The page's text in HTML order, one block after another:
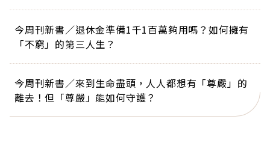
今周刊新書／退休金準備1千1百萬夠用嗎？如何擁有
「不窮」的第三人生？
今周刊新書／來到生命盡頭，人人都想有「尊嚴」的
離去！但「尊嚴」能如何守護？